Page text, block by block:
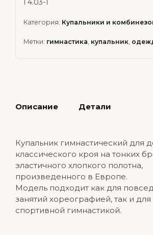
Г4.03-1
Категория: Купальники и
Метки: гимнастика, купальник,
Описание Детали
Купальник гимнастический для
классического кроя на тонких
эластичного хлопкого полотна,
произведенного в Европе.
Модель подходит как для
занятий хореографией, так и
спортивной гимнастикой.